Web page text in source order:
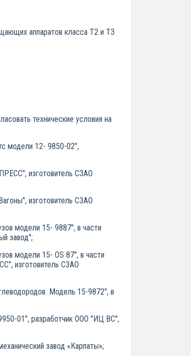
аппаратов класса Т2 и ТЗ
технические условия на
модели 12- 9850-02",
изготовитель СЗАО
изготовитель СЗАО
модели 15- 9887", в части
завод";
модели 15- OS 87", в части
изготовитель СЗАО
Модель 15-9872", в
01", разработчик ООО "ИЦ ВС",
завод «Карпаты»;